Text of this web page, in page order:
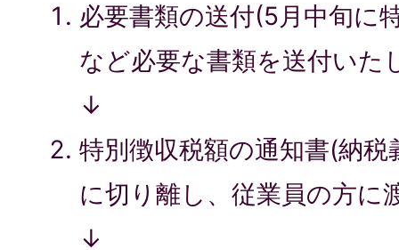
必要書類の送付(5月中旬に
など必要な書類を送付いた
↓
特別徴収税額の通知書(納
に切り離し、従業員の方に
↓